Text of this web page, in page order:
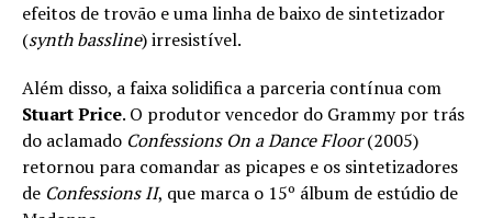
efeitos de trovão e uma linha de baixo de sintetizador
(synth bassline) irresistível.
Além disso, a faixa solidifica a parceria contínua com
Stuart Price. O produtor vencedor do Grammy por trás
do aclamado Confessions On a Dance Floor(2005)
retornou para comandar as picapes e os sintetizadores
de Confessions II, que marca o 15º álbum de estúdio de